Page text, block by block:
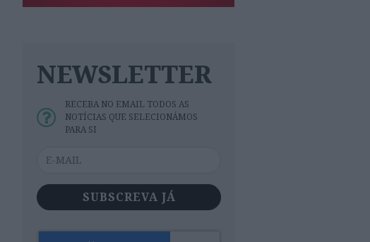
NEWSLETTER
RECEBA NO EMAIL TODOS AS
NOTÍCIAS QUE SELECIONÁMOS
PARA SI
SUBSCREVA JÁ